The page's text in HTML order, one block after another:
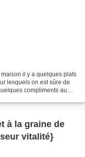
il y a quelques plats
lesquels on est sûre de
compliments au
à la graine de
vitalité}